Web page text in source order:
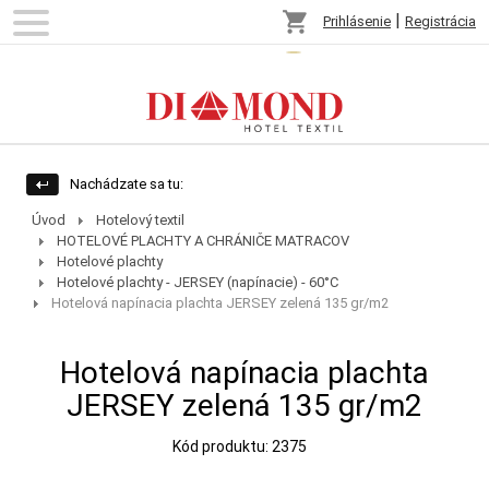
Prihlásenie | Registrácia
shopping_cart
Nachádzate sa tu:
Úvod
Hotelový textil
HOTELOVÉ PLACHTY A CHRÁNIČE MATRACOV
Hotelové plachty
Hotelové plachty - JERSEY (napínacie) - 60°C
Hotelová napínacia plachta JERSEY zelená 135 gr/m2
Hotelová napínacia plachta
JERSEY zelená 135 gr/m2
Kód produktu: 2375